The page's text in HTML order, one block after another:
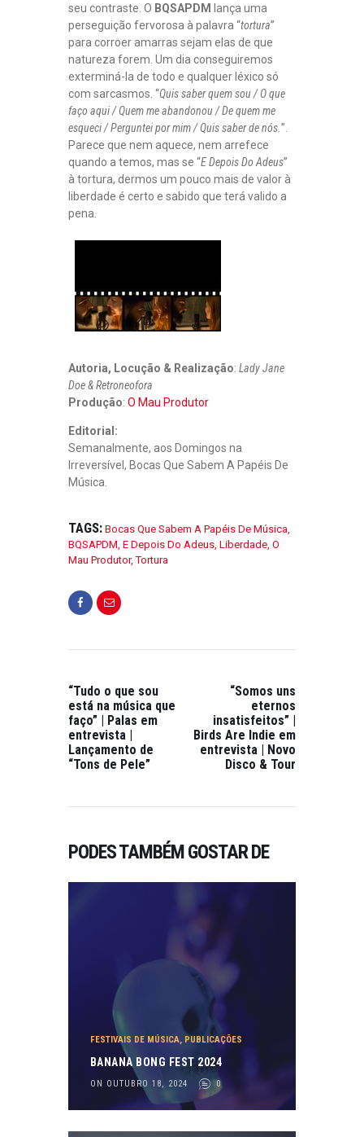
seu contraste. O BQSAPDM
lança uma
perseguição fervorosa à palavra “tortura”
para corroer amarras sejam elas de que
natureza forem. Um dia conseguiremos
exterminá-la de todo e qualquer léxico só
com sarcasmos. “Quis saber quem sou / O que
faço aqui / Quem me abandonou / De quem me
esqueci / Perguntei por mim / Quis saber de nós. ”.
Parece que nem aquece, nem arrefece
quando a temos, mas se “E Depois Do Adeus”
à tortura, dermos um pouco mais de valor à
liberdade é certo e sabido que terá valido a
pena.
Autoria, Locução & Realização: Lady Jane
Doe & Retroneofora
Produção: O Mau Produtor
Editorial:
Semanalmente, aos Domingos na
Irreversível, Bocas Que Sabem A Papéis De
Música.
TAGS: Bocas Que Sabem A Papéis De Música,
BQSAPDM, E Depois Do Adeus, Liberdade, O
Mau Produtor,Tortura
“Tudo o que sou
está na música que
faço” | Palas em
entrevista |
Lançamento de
“Tons de Pele”
“Somos uns
eternos
insatisfeitos” |
Birds Are Indie em
entrevista | Novo
Disco & Tour
PODES TAMBÉM GOSTAR DE
FESTIVAIS DE MÚSICA, PUBLICAÇÕES
BANANA BONG FEST 2024
ON OUTUBRO 18, 2024 0